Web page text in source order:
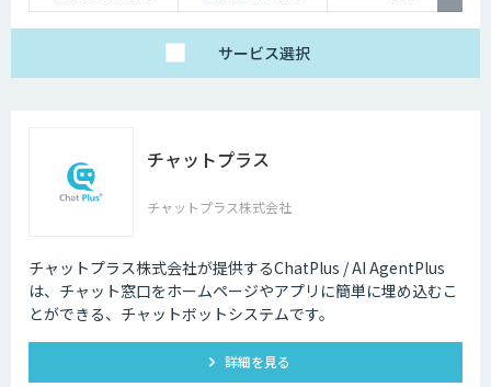
サービス選択
チャットプラス
チャットプラス株式会社
チャットプラス株式会社が提供するChatPlus / AI AgentPlus
は、チャット窓口をホームページやアプリに簡単に埋め込むこ
とができる、チャットボットシステムです。
詳細を見る